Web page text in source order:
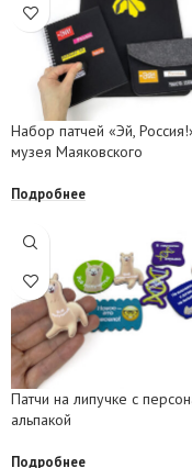
Набор патчей «Эй,
музея Маяковского
Подробнее
Патчи на липучке с
альпакой
Подробнее